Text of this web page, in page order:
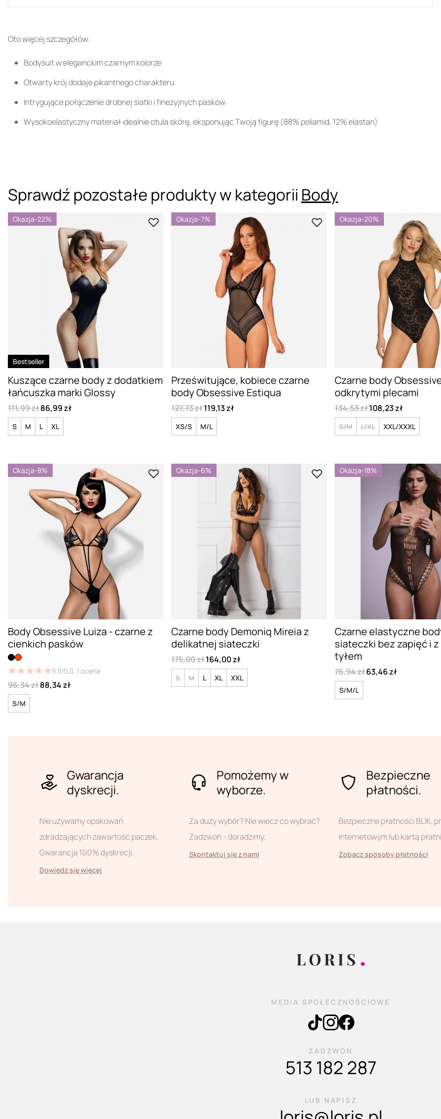
Oto więcej szczegółów:
Bodysuit w eleganckim czarnym kolorze
Otwarty krój dodaje pikantnego charakteru
Intrygujące połączenie drobnej siatki i finezyjnych pasków
Wysokoelastyczny materiał idealnie otula skórę, eksponując Twoją figurę (88% poliamid, 12% elastan)
Sprawdź pozostałe produkty w kategorii Body
Okazja-22%
Bestseller
Kuszące czarne body z dodatkiem
łańcuszka marki Glossy
111,99 zł86,99 zł
S M L XL
Okazja-7%
Prześwitujące, kobiece czarne
body Obsessive Estiqua
127,73 zł119,13 zł
XS/S M/L
Okazja-20%
Czarne body
odkrytymi plecami
134,53 zł108,23 zł
S/M L/XL XXL/XXXL
Okazja-8%
Body Obsessive Luiza - czarne z
cienkich pasków
★★★★★
★★★★★5.0/5.0, 1 ocena
96,34 zł88,34 zł
S/M
Okazja-6%
Czarne body Demoniq Mireia z
delikatnej siateczki
175,00 zł164,00 zł
S M L XL XXL
Okazja-18%
Czarne elastyczne
siateczki bez zapięć i
tyłem
76,94 zł63,46 zł
S/M/L
Gwarancja
dyskrecji.
Nie używamy opakowań
zdradzających zawartość paczek.
Gwarancja 100% dyskrecji.
Dowiedz się więcej
Pomożemy w
wyborze.
Za duży wybór? Nie wiecz co wybrać?
Zadzwoń - doradzimy.
Skontaktuj się z nami
Bezpieczne
płatności.
Bezpieczne płatności BLIK,
internetowym lub kartą
Zobacz sposoby płatności
MEDIA SPOŁECZNOŚCIOWE
ZADZWOŃ
513 182 287
LUB NAPISZ